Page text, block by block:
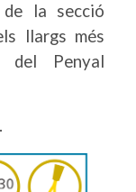
la secció
llargs més
del Penyal